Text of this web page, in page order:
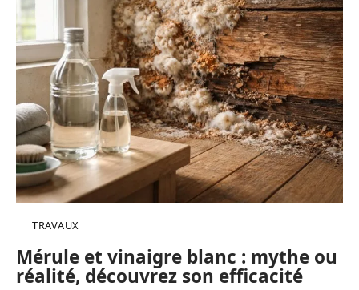
TRAVAUX
Mérule et vinaigre blanc : mythe ou
réalité, découvrez son efficacité